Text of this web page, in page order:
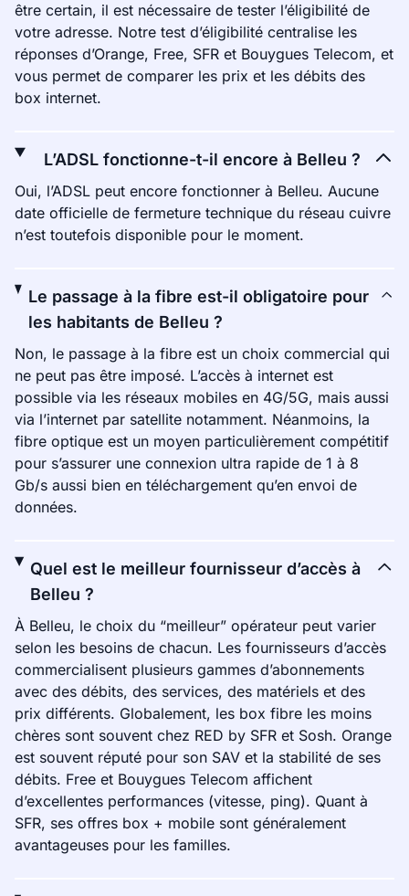
être certain, il est nécessaire de tester l’éligibilité de
votre adresse. Notre test d’éligibilité centralise les
réponses d’Orange, Free, SFR et Bouygues Telecom, et
vous permet de comparer les prix et les débits des
box internet.
L’ADSL fonctionne-t-il encore à Belleu ?
Oui, l’ADSL peut encore fonctionner à Belleu. Aucune
date officielle de fermeture technique du réseau cuivre
n’est toutefois disponible pour le moment.
Le passage à la fibre est-il obligatoire pour
les habitants de Belleu ?
Non, le passage à la fibre est un choix commercial qui
ne peut pas être imposé. L’accès à internet est
possible via les réseaux mobiles en 4G/5G, mais aussi
via l’internet par satellite notamment. Néanmoins, la
fibre optique est un moyen particulièrement compétitif
pour s’assurer une connexion ultra rapide de 1 à 8
Gb/s aussi bien en téléchargement qu’en envoi de
données.
Quel est le meilleur fournisseur d’accès à
Belleu ?
À Belleu, le choix du “meilleur” opérateur peut varier
selon les besoins de chacun. Les fournisseurs d’accès
commercialisent plusieurs gammes d’abonnements
avec des débits, des services, des matériels et des
prix différents. Globalement, les box fibre les moins
chères sont souvent chez RED by SFR et Sosh. Orange
est souvent réputé pour son SAV et la stabilité de ses
débits. Free et Bouygues Telecom affichent
d’excellentes performances (vitesse, ping). Quant à
SFR, ses offres box + mobile sont généralement
avantageuses pour les familles.